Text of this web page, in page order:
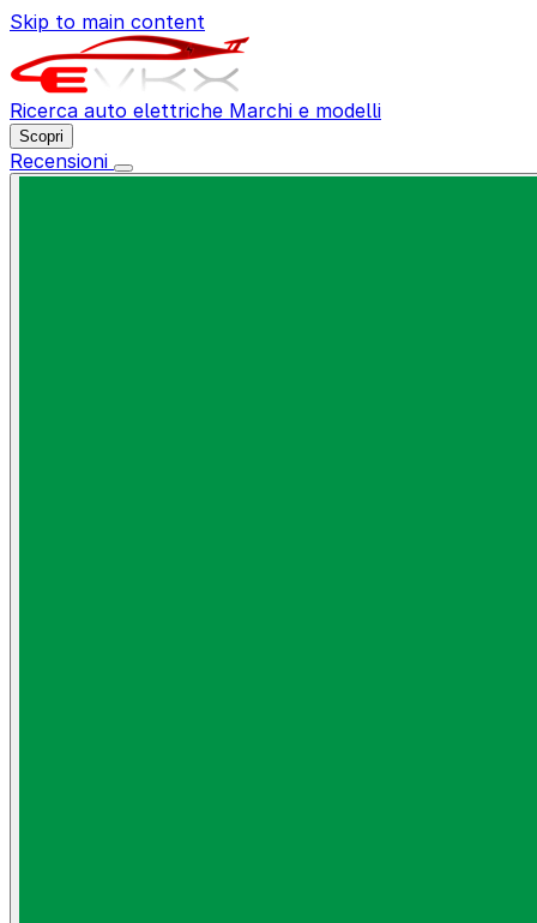
Skip to main content
Ricerca auto elettriche Marchi e modelli
Scopri
Recensioni